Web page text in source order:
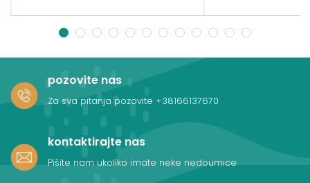
1 2 3 4 5 6 7 8 9 10 11 12
pozovite nas
Za sva pitanja pozovite +38166137670
kontaktirajte nas
Pišite nam ukoliko imate neke nedoumice